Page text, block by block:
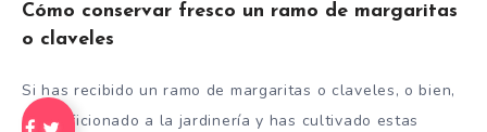
Cómo conservar fresco un ramo de margaritas
o claveles
Si has recibido un ramo de margaritas o claveles, o bien,
eres aficionado a la jardinería y has cultivado estas